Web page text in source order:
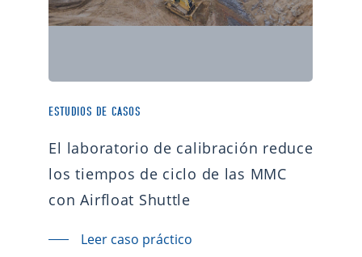
ESTUDIOS DE CASOS
El laboratorio de calibración reduce
los tiempos de ciclo de las MMC
con Airfloat Shuttle
Leer caso práctico